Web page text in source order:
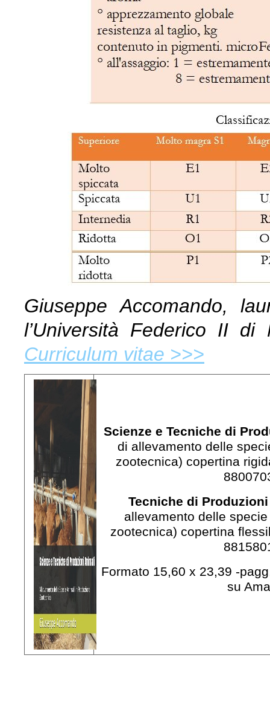
Giuseppe Accomando,
l’Università Federico II
Curriculum vitae >>>
Scienze e Tecniche di
di allevamento delle
zootecnica) copertina
Tecniche di
allevamento delle
zootecnica) copertina
Formato 15,60 x 23,39 -
su